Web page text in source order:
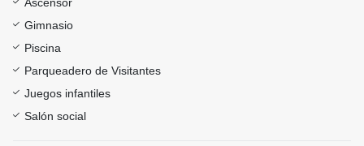
Gimnasio
Piscina
Parqueadero de Visitantes
Juegos infantiles
Salón social